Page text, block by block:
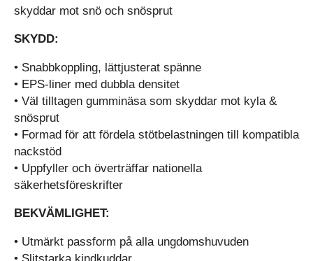
skyddar mot snö och snösprut
SKYDD:
• Snabbkoppling, lättjusterat spänne
• EPS-liner med dubbla densitet
• Väl tilltagen gumminäsa som skyddar mot kyla &
snösprut
• Formad för att fördela stötbelastningen till kompatibla
nackstöd
• Uppfyller och överträffar nationella
säkerhetsföreskrifter
BEKVÄMLIGHET:
• Utmärkt passform på alla ungdomshuvuden
• Slitstarka kindkuddar